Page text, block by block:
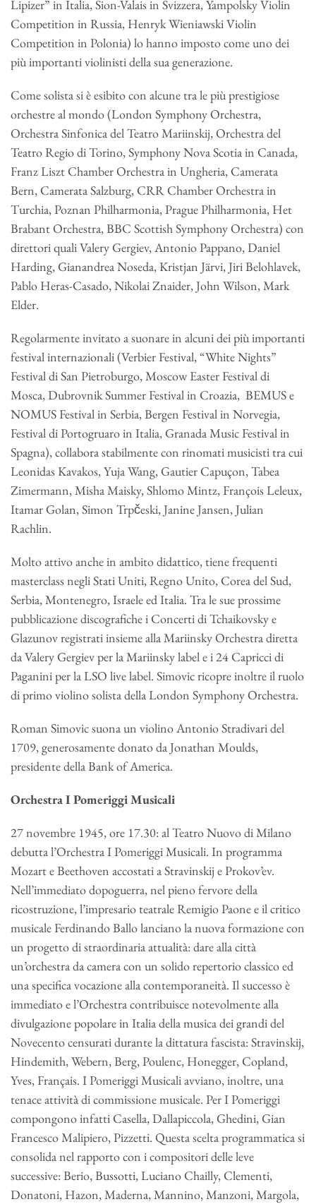
Lipizer” in Italia, Sion-Valais in Svizzera, Yampolsky Violin
Competition in Russia, Henryk Wieniawski Violin
Competition in Polonia) lo hanno imposto come uno dei
più importanti violinisti della sua generazione.
Come solista si è esibito con alcune tra le più prestigiose
orchestre al mondo (London Symphony Orchestra,
Orchestra Sinfonica del Teatro Mariinskij, Orchestra del
Teatro Regio di Torino, Symphony Nova Scotia in Canada,
Franz Liszt Chamber Orchestra in Ungheria, Camerata
Bern, Camerata Salzburg, CRR Chamber Orchestra in
Turchia, Poznan Philharmonia, Prague Philharmonia, Het
Brabant Orchestra, BBC Scottish Symphony Orchestra) con
direttori quali Valery Gergiev, Antonio Pappano, Daniel
Harding, Gianandrea Noseda, Kristjan Järvi, Jiri Belohlavek,
Pablo Heras-Casado, Nikolai Znaider, John Wilson, Mark
Elder.
Regolarmente invitato a suonare in alcuni dei più importanti
festival internazionali (Verbier Festival, “White Nights”
Festival di San Pietroburgo, Moscow Easter Festival di
Mosca, Dubrovnik Summer Festival in Croazia, BEMUS e
NOMUS Festival in Serbia, Bergen Festival in Norvegia,
Festival di Portogruaro in Italia, Granada Music Festival in
Spagna), collabora stabilmente con rinomati musicisti tra cui
Leonidas Kavakos, Yuja Wang, Gautier Capuçon, Tabea
Zimermann, Misha Maisky, Shlomo Mintz, François Leleux,
Itamar Golan, Simon Trpčeski, Janine Jansen, Julian
Rachlin.
Molto attivo anche in ambito didattico, tiene frequenti
masterclass negli Stati Uniti, Regno Unito, Corea del Sud,
Serbia, Montenegro, Israele ed Italia. Tra le sue prossime
pubblicazione discografiche i Concerti di Tchaikovsky e
Glazunov registrati insieme alla Mariinsky Orchestra diretta
da Valery Gergiev per la Mariinsky label e i 24 Capricci di
Paganini per la LSO live label. Simovic ricopre inoltre il ruolo
di primo violino solista della London Symphony Orchestra.
Roman Simovic suona un violino Antonio Stradivari del
1709, generosamente donato da Jonathan Moulds,
presidente della Bank of America.
Orchestra I Pomeriggi Musicali
27 novembre 1945, ore 17.30: al Teatro Nuovo di Milano
debutta l’Orchestra I Pomeriggi Musicali. In programma
Mozart e Beethoven accostati a Stravinskij e Prokov’ev.
Nell’immediato dopoguerra, nel pieno fervore della
ricostruzione, l’impresario teatrale Remigio Paone e il critico
musicale Ferdinando Ballo lanciano la nuova formazione con
un progetto di straordinaria attualità: dare alla città
un’orchestra da camera con un solido repertorio classico ed
una specifica vocazione alla contemporaneità. Il successo è
immediato e l’Orchestra contribuisce notevolmente alla
divulgazione popolare in Italia della musica dei grandi del
Novecento censurati durante la dittatura fascista: Stravinskij,
Hindemith, Webern, Berg, Poulenc, Honegger, Copland,
Yves, Français. I Pomeriggi Musicali avviano, inoltre, una
tenace attività di commissione musicale. Per I Pomeriggi
compongono infatti Casella, Dallapiccola, Ghedini, Gian
Francesco Malipiero, Pizzetti. Questa scelta programmatica si
consolida nel rapporto con i compositori delle leve
successive: Berio, Bussotti, Luciano Chailly, Clementi,
Donatoni, Hazon, Maderna, Mannino, Manzoni, Margola,